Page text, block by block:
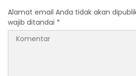
Alamat email Anda tidak akan
wajib ditandai *